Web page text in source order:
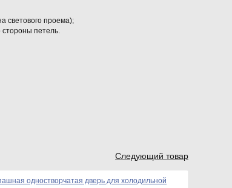
светового проема);
петель.
Следующий товар
одностворчатая дверь для холодильной